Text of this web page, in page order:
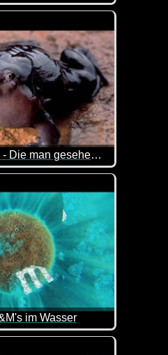
man das Oktoberfest im
8 Gruselige Tiere - Die man gesehen haben muss
der Tat gruselig und man will
im Wasser
aus, wenn man M&Ms